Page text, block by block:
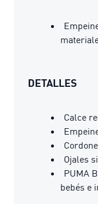
DETALLES
Calce
Ojales
PUMA
bebés e